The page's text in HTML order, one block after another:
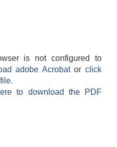
is not configured to
adobe Acrobatorclick
to download the PDF